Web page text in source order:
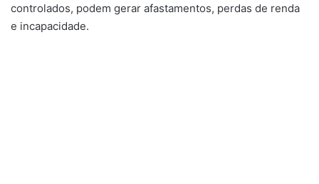
controlados, podem gerar afastamentos, perdas de renda
e incapacidade.